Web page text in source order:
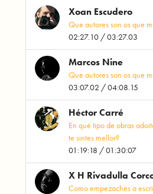
Xoan Escudero
Que autores son os que
02:27.10 / 03:27.03
Marcos Nine
Que autores son os que
03:07.02 / 04:08.15
Héctor Carré
En qué tipo de obras
te sintes mellor?
01:19:18 / 01:30:07
X H Rivadulla
Como empezaches a